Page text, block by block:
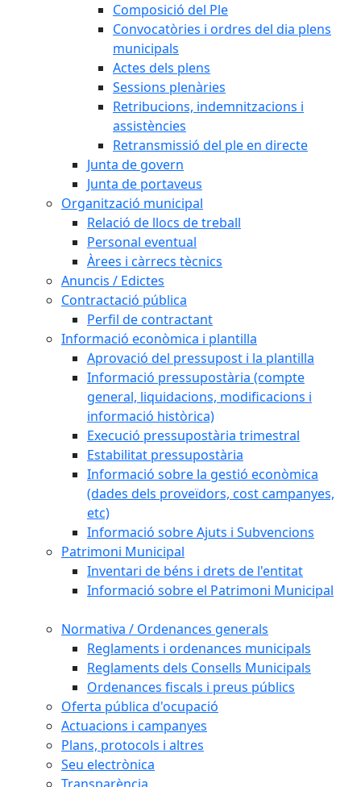
Composició del Ple
Convocatòries i ordres del dia plens
municipals
Actes dels plens
Sessions plenàries
Retribucions, indemnitzacions i
assistències
Retransmissió del ple en directe
Junta de govern
Junta de portaveus
Organització municipal
Relació de llocs de treball
Personal eventual
Àrees i càrrecs tècnics
Anuncis / Edictes
Contractació pública
Perfil de contractant
Informació econòmica i plantilla
Aprovació del pressupost i la plantilla
Informació pressupostària (compte
general, liquidacions, modificacions i
informació històrica)
Execució pressupostària trimestral
Estabilitat pressupostària
Informació sobre la gestió econòmica
(dades dels proveïdors, cost campanyes,
etc)
Informació sobre Ajuts i Subvencions
Patrimoni Municipal
Inventari de béns i drets de l'entitat
Informació sobre el Patrimoni Municipal
Normativa / Ordenances generals
Reglaments i ordenances municipals
Reglaments dels Consells Municipals
Ordenances fiscals i preus públics
Oferta pública d'ocupació
Actuacions i campanyes
Plans, protocols i altres
Seu electrònica